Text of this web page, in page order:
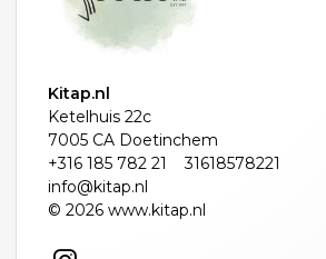
Kitap.nl
Ketelhuis 22c
7005 CA Doetinchem
+316 185 782 21
31618578221
info@kitap.nl
© 2026 www.kitap.nl